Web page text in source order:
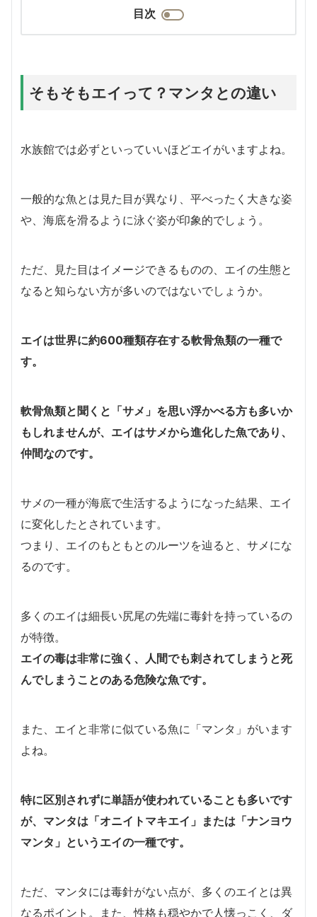
目次
そもそもエイって？マンタとの違い
水族館では必ずといっていいほどエイがいますよね。
一般的な魚とは見た目が異なり、平べったく大きな姿
や、海底を滑るように泳ぐ姿が印象的でしょう。
ただ、見た目はイメージできるものの、エイの生態と
なると知らない方が多いのではないでしょうか。
エイは世界に約600種類存在する軟骨魚類の一種で
す。
軟骨魚類と聞くと「サメ」を思い浮かべる方も多いか
もしれませんが、エイはサメから進化した魚であり、
仲間なのです。
サメの一種が海底で生活するようになった結果、エイ
に変化したとされています。
つまり、エイのもともとのルーツを辿ると、サメにな
るのです。
多くのエイは細長い尻尾の先端に毒針を持っているの
が特徴。
エイの毒は非常に強く、人間でも刺されてしまうと死
んでしまうことのある危険な魚です。
また、エイと非常に似ている魚に「マンタ」がいます
よね。
特に区別されずに単語が使われていることも多いです
が、マンタは「オニイトマキエイ」または「ナンヨウ
マンタ」というエイの一種です。
ただ、マンタには毒針がない点が、多くのエイとは異
なるポイント。また、性格も穏やかで人懐っこく、ダ